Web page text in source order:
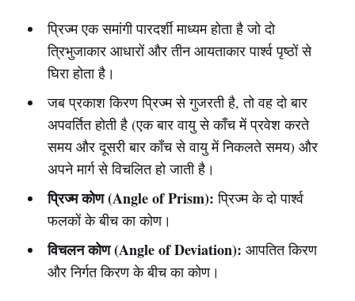
प्रिज्म एक समांगी पारदर्शी माध्यम होता है जो दो
त्रिभुजाकार आधारों और तीन आयताकार पार्श्व पृष्ठों से
घिरा होता है।
जब प्रकाश किरण प्रिज्म से गुजरती है, तो वह दो बार
अपवर्तित होती है (एक बार वायु से काँच में प्रवेश करते
समय और दूसरी बार काँच से वायु में निकलते समय) और
अपने मार्ग से विचलित हो जाती है।
प्रिज्म कोण (Angle of Prism): प्रिज्म के दो पार्श्व
फलकों के बीच का कोण।
विचलन कोण (Angle of Deviation): आपतित किरण
और निर्गत किरण के बीच का कोण।